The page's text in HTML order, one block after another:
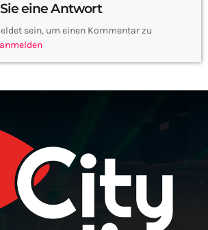
eine Antwort
sein, um einen Kommentar zu